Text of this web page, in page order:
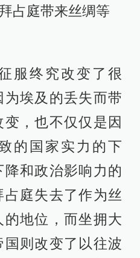
占庭带来丝绸等
服终究改变了很
埃及的丢失而带
，也不仅仅是因
的国家实力的下
和政治影响力的
庭失去了作为丝
地位，而坐拥大
则改变了以往波